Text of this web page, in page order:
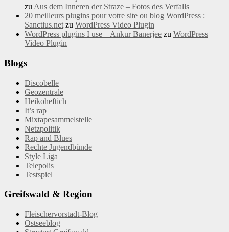
zu Aus dem Inneren der Straze – Fotos des Verfalls
20 meilleurs plugins pour votre site ou blog WordPress :
Sanctius.net zu WordPress Video Plugin
WordPress plugins I use – Ankur Banerjee zu WordPress
Video Plugin
Blogs
Discobelle
Geozentrale
Heikoheftich
It’s rap
Mixtapesammelstelle
Netzpolitik
Rap and Blues
Rechte Jugendbünde
Style Liga
Telepolis
Testspiel
Greifswald & Region
Fleischervorstadt-Blog
Ostseeblog